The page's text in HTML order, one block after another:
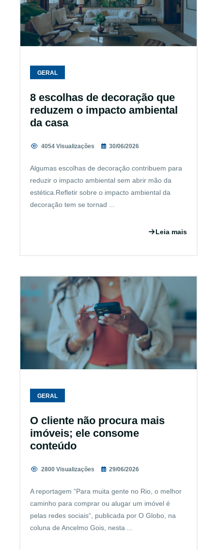
GERAL
8 escolhas de decoração que
reduzem o impacto ambiental
da casa
4054 Visualizações 30/06/2026
Algumas escolhas de decoração contribuem para
reduzir o impacto ambiental sem abrir mão da
estética.Refletir sobre o impacto ambiental da
decoração tem se tornad ...
Leia mais
GERAL
O cliente não procura mais
imóveis; ele consome
conteúdo
2800 Visualizações 29/06/2026
A reportagem “Para muita gente no Rio, o melhor
caminho para comprar ou alugar um imóvel é
pelas redes sociais“, publicada por O Globo, na
coluna de Ancelmo Gois, nesta ...